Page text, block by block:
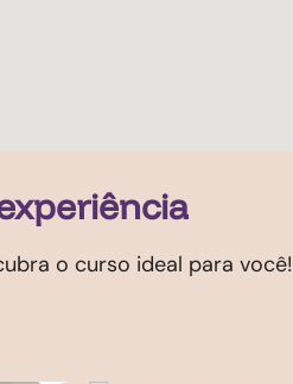
o curso ideal para você!